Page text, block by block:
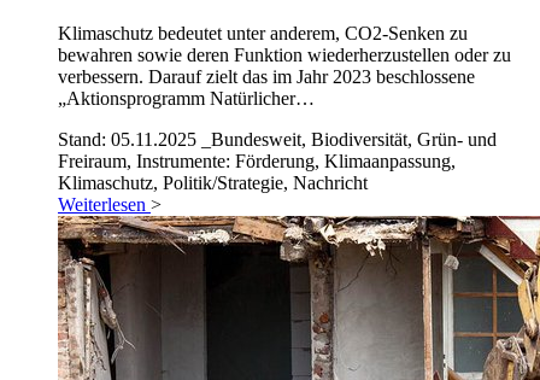
Klimaschutz bedeutet unter anderem, CO2-Senken zu
bewahren sowie deren Funktion wiederherzustellen oder zu
verbessern. Darauf zielt das im Jahr 2023 beschlossene
„Aktionsprogramm Natürlicher…
Stand: 05.11.2025
_Bundesweit, Biodiversität, Grün- und
Freiraum, Instrumente: Förderung, Klimaanpassung,
Klimaschutz, Politik/Strategie, Nachricht
Weiterlesen >